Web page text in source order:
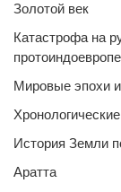
Золотой век
Катастрофа на
Мировые эпохи
История Земли
Аратта